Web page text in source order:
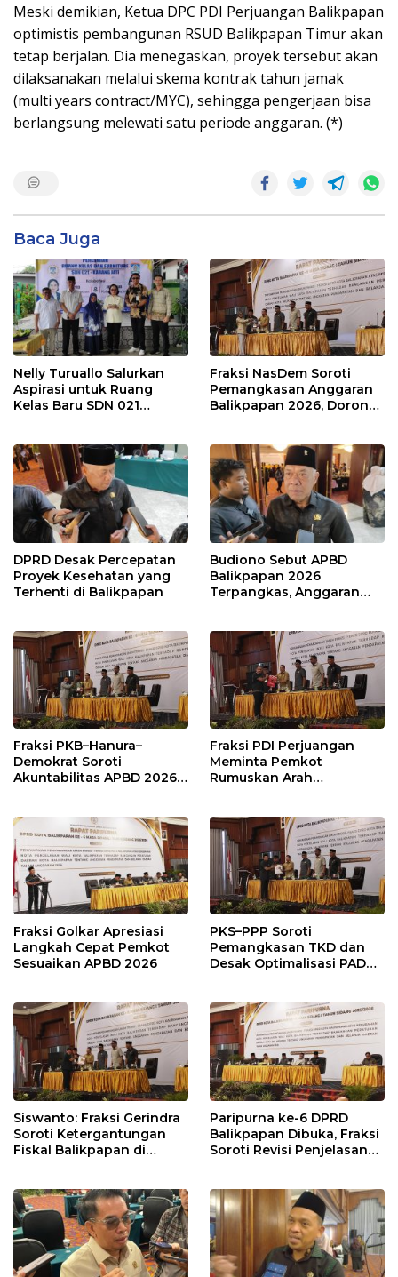
Meski demikian, Ketua DPC PDI Perjuangan Balikpapan
optimistis pembangunan RSUD Balikpapan Timur akan
tetap berjalan. Dia menegaskan, proyek tersebut akan
dilaksanakan melalui skema kontrak tahun jamak
(multi years contract/MYC), sehingga pengerjaan bisa
berlangsung melewati satu periode anggaran. (*)
Baca Juga
Nelly Turuallo Salurkan
Aspirasi untuk Ruang
Kelas Baru SDN 021
Fraksi NasDem Soroti
Pemangkasan Anggaran
Balikpapan 2026, Dorong
DPRD Desak Percepatan
Proyek Kesehatan yang
Terhenti di Balikpapan
Budiono Sebut APBD
Balikpapan 2026
Terpangkas, Anggaran
Fraksi PKB–Hanura–
Demokrat Soroti
Akuntabilitas APBD 2026
Modal
Fraksi PDI Perjuangan
Meminta Pemkot
Rumuskan Arah
Penyangga IKN
Fraksi Golkar Apresiasi
Langkah Cepat Pemkot
Sesuaikan APBD 2026
PKS–PPP Soroti
Pemangkasan TKD dan
Desak Optimalisasi PAD
Siswanto: Fraksi Gerindra
Soroti Ketergantungan
Fiskal Balikpapan di
Paripurna ke-6 DPRD
Balikpapan Dibuka, Fraksi
Soroti Revisi Penjelasan